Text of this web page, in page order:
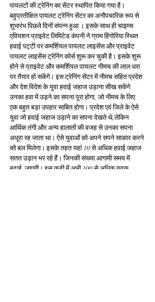
पायलटों की ट्रेनिंग का सेंटर स्थापित किया गया है।
बहुप्रतीक्षित पायलट ट्रेनिंग सेंटर का अनौपचारिक रूप से
शुभारंभ पिछले दिनों संपन्न हुआ । इसके साथ ही चाइम्स
एवियशन प्राइवेट लिमिटेड कंपनी ने ग्राम हिंगोरिया स्थित
हवाई पट्टी पर कमर्शियल पायलट लाइसेंस और प्राइवेट
पायलट लाइसेंस ट्रेनिंग कोर्स शुरू कर चुकी है। इसके शुरू
होने से प्राइवेट और कमर्शियल पायलट नीमच की लाल धरा
पर तैयार हो सकेंगे। इस ट्रेनिंग सेंटर में नीमच सहित प्रदेश
और देश विदेश के युवा हवाई जहाज उड़ाना सीख सकेंगे
उनका हवा में उड़ने का सपना पूरा होगा, जो नीमच के लिए
एक बहुत बड़ा उपहार साबित होगा। प्रदेश एवं जिले के ऐसे
युवा जो हवाई जहाज उड़ाने का सपना देखते थे,लेकिन
आर्थिक तंगी और अन्य हालातों की वजह से उनका सपना
अधूरा रह जाता था। ऐसे युवाओं को अपने सपने साकार करने
को बल मिलेगा। इसके तहत यहां 10 से अधिक हवाई जहाज
सतत उड़ान भर रहे हैं। जिनकी संख्या आगामी समय में
बढ़ाई  जाएगी। इस कड़ी में अभी 100 से अधिक युवक